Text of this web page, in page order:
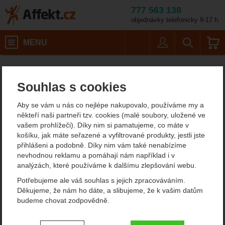
Souhlas s cookies
Aby se vám u nás co nejlépe nakupovalo, používáme my a
někteří naši partneři tzv. cookies (malé soubory, uložené ve
vašem prohlížeči). Díky nim si pamatujeme, co máte v
košíku, jak máte seřazené a vyfiltrované produkty, jestli jste
přihlášeni a podobně. Díky nim vám také nenabízíme
nevhodnou reklamu a pomáhají nám například i v
analýzách, které používáme k dalšímu zlepšování webu.
Potřebujeme ale váš souhlas s jejich zpracováváním.
Děkujeme, že nám ho dáte, a slibujeme, že k vašim datům
budeme chovat zodpovědně.
Nastavení souhlasů s kategoriemi
777 563 138
objednávky telefonicky 9-17 h.
MENU
Leki Makalu Lite
Leki Makalu Lite
Fotografie